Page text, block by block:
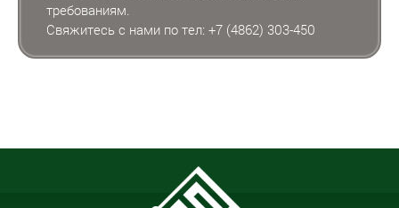
требованиям.
Свяжитесь с нами по тел: +7 (4862) 303-450